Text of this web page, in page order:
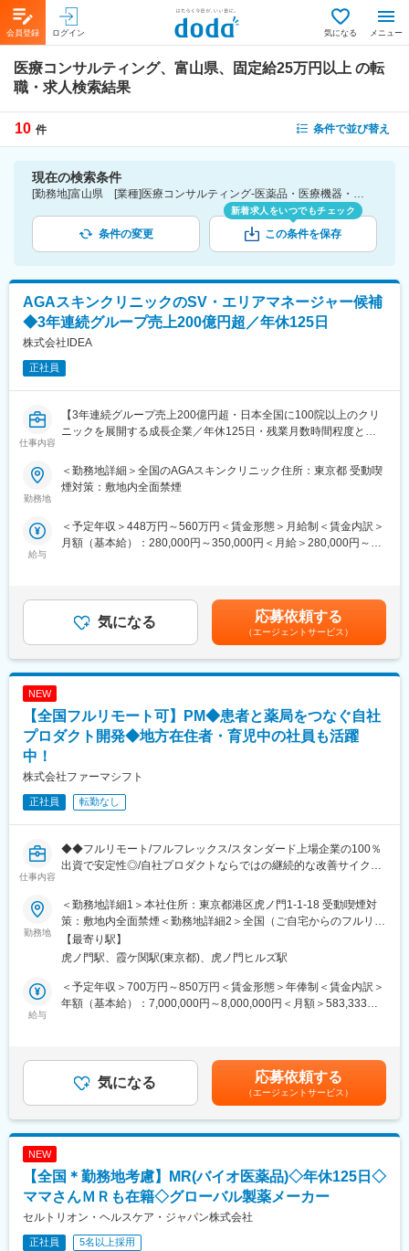
会員登録 ログイン 気になる メニュー
医療コンサルティング、富山県、固定給25万円以上 の転
職・求人検索結果
10 件 条件で並び替え
現在の検索条件
[勤務地]富山県 [業種]医療コンサルティング-医薬品・医療機器・ライフサイエンス・医療系サービス [詳細条件](待遇・福利厚生)固定給25万円以上
条件の変更
新着求人をいつでもチェック
この条件を保存
AGAスキンクリニックのSV・エリアマネージャー候補
◆3年連続グループ売上200億円超／年休125日
株式会社IDEA
正社員
仕事内容
【3年連続グループ売上200億円超・日本全国に100院以上のクリ
ニックを展開する成長企業／年休125日・残業月数時間程度とメ
■業務内容：
全国に展開している発毛専門クリニック「AGAスキンクリニッ
※初任地に関しては、選考を通じてご希望をお伺いし、考慮した上
で決定いたします。
・クリニックスタッフの採用業務（面接など）
・受付スタッフの教育、指導、マネジメント
・本部会議への参加
・各種研修参加（年数回）
・各種トラブル対応（設備関連・クレーム）、改善対応
の中心メンバー、将来のマネージャー候補として、ご活躍頂ける
方を募集いたします。
10時 出社（横浜院、朝礼参加し、メールチェック、院責との
MTG）
↓
13時 昼休憩
↓
14時 （川崎院へ移動、院責とのMTG等）
↓
19時 帰宅
■当社について：
美容外科で利用される美容機器の卸販売・賃貸・メンテナンスを
行っており、各種医学会やセミナーにも積極的に出展し、国内・
います。
◎クリニックでは、当社の受付スタッフやカウンセラーが実務面
をしっかりサポートいるため、既存店舗のサポートだけでなく新
規開院も計画しています。今後は既存のクリニック以外に対して
も積極的にコンサルティング事業を展開する予定です。
勤務地
＜勤務地詳細＞全国のAGAスキンクリニック住所：東京都 受動喫
煙対策：敷地内全面禁煙
給与
＜予定年収＞448万円～560万円＜賃金形態＞月給制＜賃金内訳＞
月額（基本給）：280,000円～350,000円＜月給＞280,000円～
額であり、選考を通じて上下する可能性があります。月給(月額)は
固定手当を含めた表記です。
気になる 応募依頼する
（エージェントサービス）
NEW
【全国フルリモート可】PM◆患者と薬局をつなぐ自社
プロダクト開発◆地方在住者・育児中の社員も活躍
中！
株式会社ファーマシフト
正社員 転勤なし
仕事内容
◆◆フルリモート/フルフレックス/スタンダード上場企業の100％
出資で安定性◎/自社プロダクトならではの継続的な改善サイクル
■概要 ～地方在住者・育児中の社員も活躍中！～
ファーマシフトでは、LINEを活用した「つながる薬局」を中心
に、患者と薬局をつなぐ医療プラットフォームの開発・運営を行
っています。
本ポジションでは、開発現場に近い立場で、プロジェクトを着実
に前へ進めるミドルPMとしての役割を期待しています。
親会社 メディカルシステムネットワークでは、「なの花薬局」チ
■事業概要
「すべての人が健康を自ら選択できる社会」の実現を目指し、患
者と薬局のコミュニケーションを支援するデジタル医療プラット
者数は220万人を突破。より多くの患者・薬局に利用されるサー
ビスへと成長を続けています。
・PdM、エンジニア、QA、セールス、CSなど関係者との調整
勤務地
＜勤務地詳細1＞本社住所：東京都港区虎ノ門1-1-18 受動喫煙対
策：敷地内全面禁煙＜勤務地詳細2＞全国（ご自宅からのフルリモ
ート中心）住所：東京都 受動喫煙対策：敷地内全面禁煙変更の範
囲：会社の定める事業所（リモートワーク含む）
【最寄り駅】
虎ノ門駅、霞ケ関駅(東京都)、虎ノ門ヒルズ駅
給与
＜予定年収＞700万円～850万円＜賃金形態＞年俸制＜賃金内訳＞
年額（基本給）：7,000,000円～8,000,000円＜月額＞583,333円
あります。月給(月額)は固定手当を含めた表記です。
気になる 応募依頼する
（エージェントサービス）
NEW
【全国＊勤務地考慮】MR(バイオ医薬品)◇年休125日◇
ママさんＭＲも在籍◇グローバル製薬メーカー
セルトリオン・ヘルスケア・ジャパン株式会社
正社員 5名以上採用